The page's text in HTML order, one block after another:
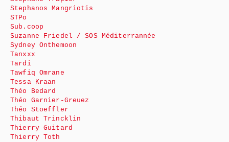
Stephanos Mangriotis
STPo
Sub.coop
Suzanne Friedel / SOS Méditerrannée
Sydney Onthemoon
Tanxxx
Tardi
Tawfiq Omrane
Tessa Kraan
Théo Bedard
Théo Garnier-Greuez
Théo Stoeffler
Thibaut Trincklin
Thierry Guitard
Thierry Toth